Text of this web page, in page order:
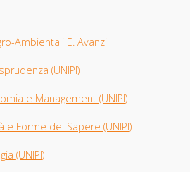
Ambientali E. Avanzi
(UNIPI​)
e Management (UNIPI)
e Forme del Sapere (UNIPI)
(UNIPI)